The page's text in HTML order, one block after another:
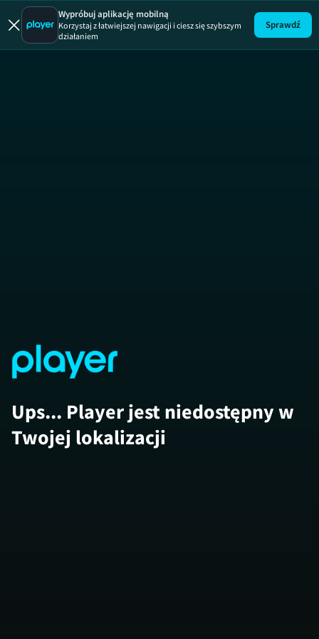
Wypróbuj aplikację mobilną
Korzystaj z łatwiejszej nawigacji i ciesz się szybszym
działaniem
Sprawdź
Ups... Player jest niedostępny w
Twojej lokalizacji